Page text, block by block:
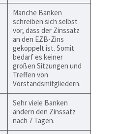
Manche Banken
schreiben sich selbst
vor, dass der Zinssatz
an den EZB-Zins
gekoppelt ist. Somit
bedarf es keiner
großen Sitzungen und
Treffen von
Vorstandsmitgliedern.
Sehr viele Banken
ändern den Zinssatz
nach 7 Tagen.